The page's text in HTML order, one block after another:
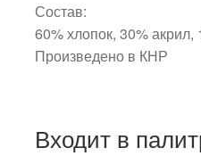
Состав:
60% хлопок, 30% акрил,
Произведено в КНР
Входит в